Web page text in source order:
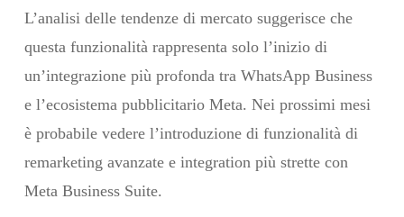
L’analisi delle tendenze di mercato suggerisce che
questa funzionalità rappresenta solo l’inizio di
un’integrazione più profonda tra WhatsApp Business
e l’ecosistema pubblicitario Meta. Nei prossimi mesi
è probabile vedere l’introduzione di funzionalità di
remarketing avanzate e integration più strette con
Meta Business Suite.